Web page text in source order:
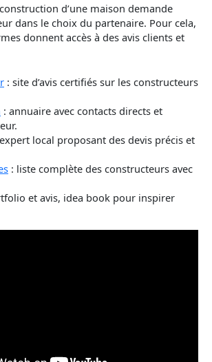
d’une maison demande
dans le choix du partenaire. Pour cela,
donnent accès à des avis clients et
: site d’avis certifiés sur les constructeurs
: annuaire avec contacts directs et
local proposant des devis précis et
: liste complète des constructeurs avec
et avis, idea book pour inspirer